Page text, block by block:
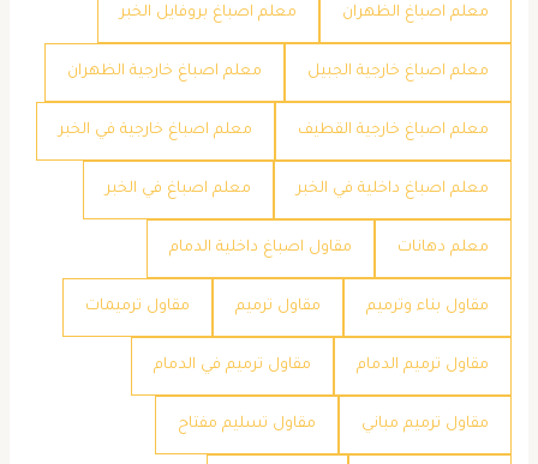
معلم اصباغ الظهران معلم اصباغ بروفايل الخبر
معلم اصباغ خارجية الجبيل معلم اصباغ خارجية الظهران
معلم اصباغ خارجية القطيف معلم اصباغ خارجية في الخبر
معلم اصباغ داخلية في الخبر معلم اصباغ في الخبر
معلم دهانات مقاول اصباغ داخلية الدمام
مقاول بناء وترميم مقاول ترميم مقاول ترميمات
مقاول ترميم الدمام مقاول ترميم في الدمام
مقاول ترميم مباني مقاول تسليم مفتاح